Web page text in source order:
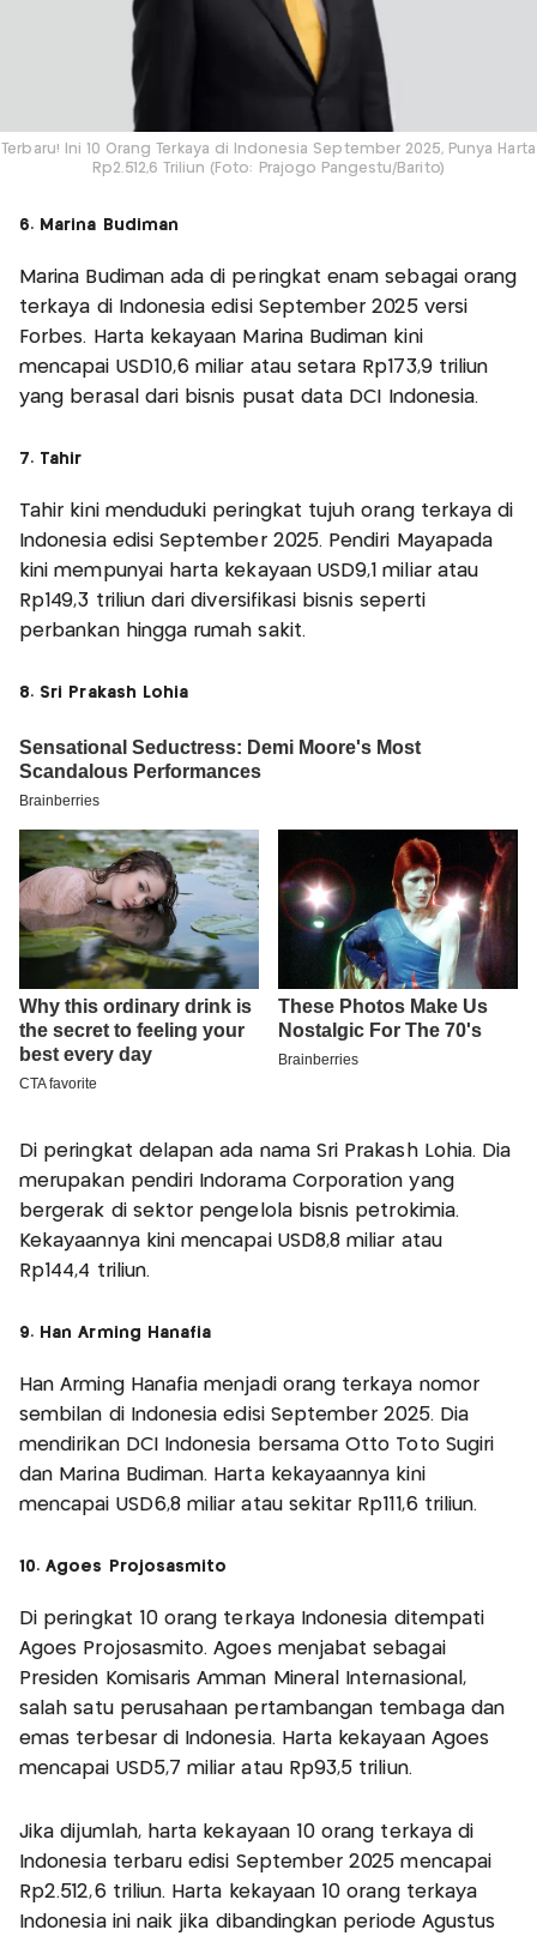
Terbaru! Ini 10 Orang Terkaya di Indonesia September 2025, Punya Harta
Rp2.512,6 Triliun (Foto: Prajogo Pangestu/Barito)
6. Marina Budiman
Marina Budiman ada di peringkat enam sebagai orang
terkaya di Indonesia edisi September 2025 versi
Forbes. Harta kekayaan Marina Budiman kini
mencapai USD10,6 miliar atau setara Rp173,9 triliun
yang berasal dari bisnis pusat data DCI Indonesia.
7. Tahir
Tahir kini menduduki peringkat tujuh orang terkaya di
Indonesia edisi September 2025. Pendiri Mayapada
kini mempunyai harta kekayaan USD9,1 miliar atau
Rp149,3 triliun dari diversifikasi bisnis seperti
perbankan hingga rumah sakit.
8. Sri Prakash Lohia
Di peringkat delapan ada nama Sri Prakash Lohia. Dia
merupakan pendiri Indorama Corporation yang
bergerak di sektor pengelola bisnis petrokimia.
Kekayaannya kini mencapai USD8,8 miliar atau
Rp144,4 triliun.
9. Han Arming Hanafia
Han Arming Hanafia menjadi orang terkaya nomor
sembilan di Indonesia edisi September 2025. Dia
mendirikan DCI Indonesia bersama Otto Toto Sugiri
dan Marina Budiman. Harta kekayaannya kini
mencapai USD6,8 miliar atau sekitar Rp111,6 triliun.
10. Agoes Projosasmito
Di peringkat 10 orang terkaya Indonesia ditempati
Agoes Projosasmito. Agoes menjabat sebagai
Presiden Komisaris Amman Mineral Internasional,
salah satu perusahaan pertambangan tembaga dan
emas terbesar di Indonesia. Harta kekayaan Agoes
mencapai USD5,7 miliar atau Rp93,5 triliun.
Jika dijumlah, harta kekayaan 10 orang terkaya di
Indonesia terbaru edisi September 2025 mencapai
Rp2.512,6 triliun. Harta kekayaan 10 orang terkaya
Indonesia ini naik jika dibandingkan periode Agustus